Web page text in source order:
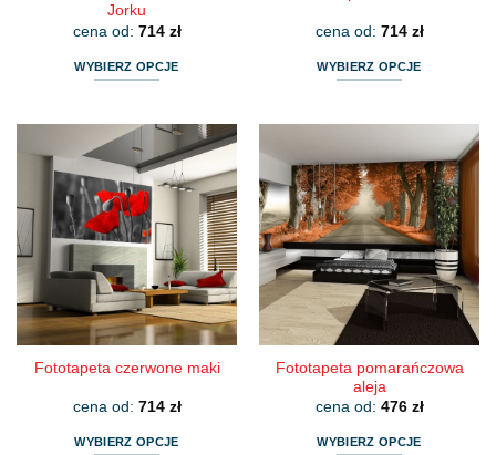
Jorku
cena od: 714 zł
WYBIERZ OPCJE
ma
wiele
wariantów.
Opcje
można
wybrać
stronie
produktu
cena od: 714 zł
WYBIERZ OPCJE
wiele
wariantów.
Opcje
można
wybrać
na
stronie
produktu
Fototapeta czerwone maki
cena od: 714 zł
WYBIERZ OPCJE
Fototapeta pomarańczowa
aleja
cena od: 476 zł
WYBIERZ OPCJE